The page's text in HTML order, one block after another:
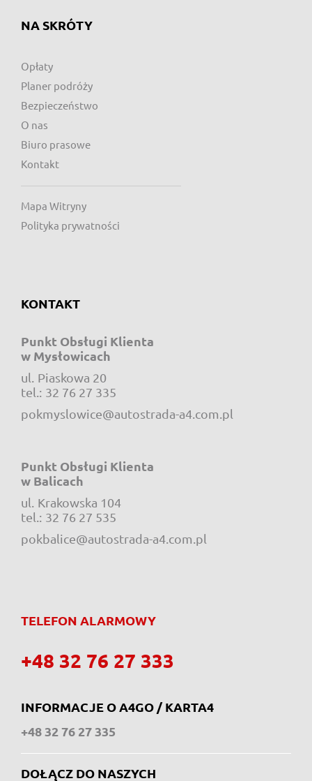
NA SKRÓTY
Opłaty
Planer podróży
Bezpieczeństwo
O nas
Biuro prasowe
Kontakt
Mapa Witryny
Polityka prywatności
KONTAKT
Punkt Obsługi Klienta
w Mysłowicach
ul. Piaskowa 20
tel.: 32 76 27 335
pokmyslowice@autostrada-a4.com.pl
Punkt Obsługi Klienta
w Balicach
ul. Krakowska 104
tel.: 32 76 27 535
pokbalice@autostrada-a4.com.pl
TELEFON ALARMOWY
+48 32 76 27 333
INFORMACJE O A4GO / KARTA4
+48 32 76 27 335
DOŁĄCZ DO NASZYCH